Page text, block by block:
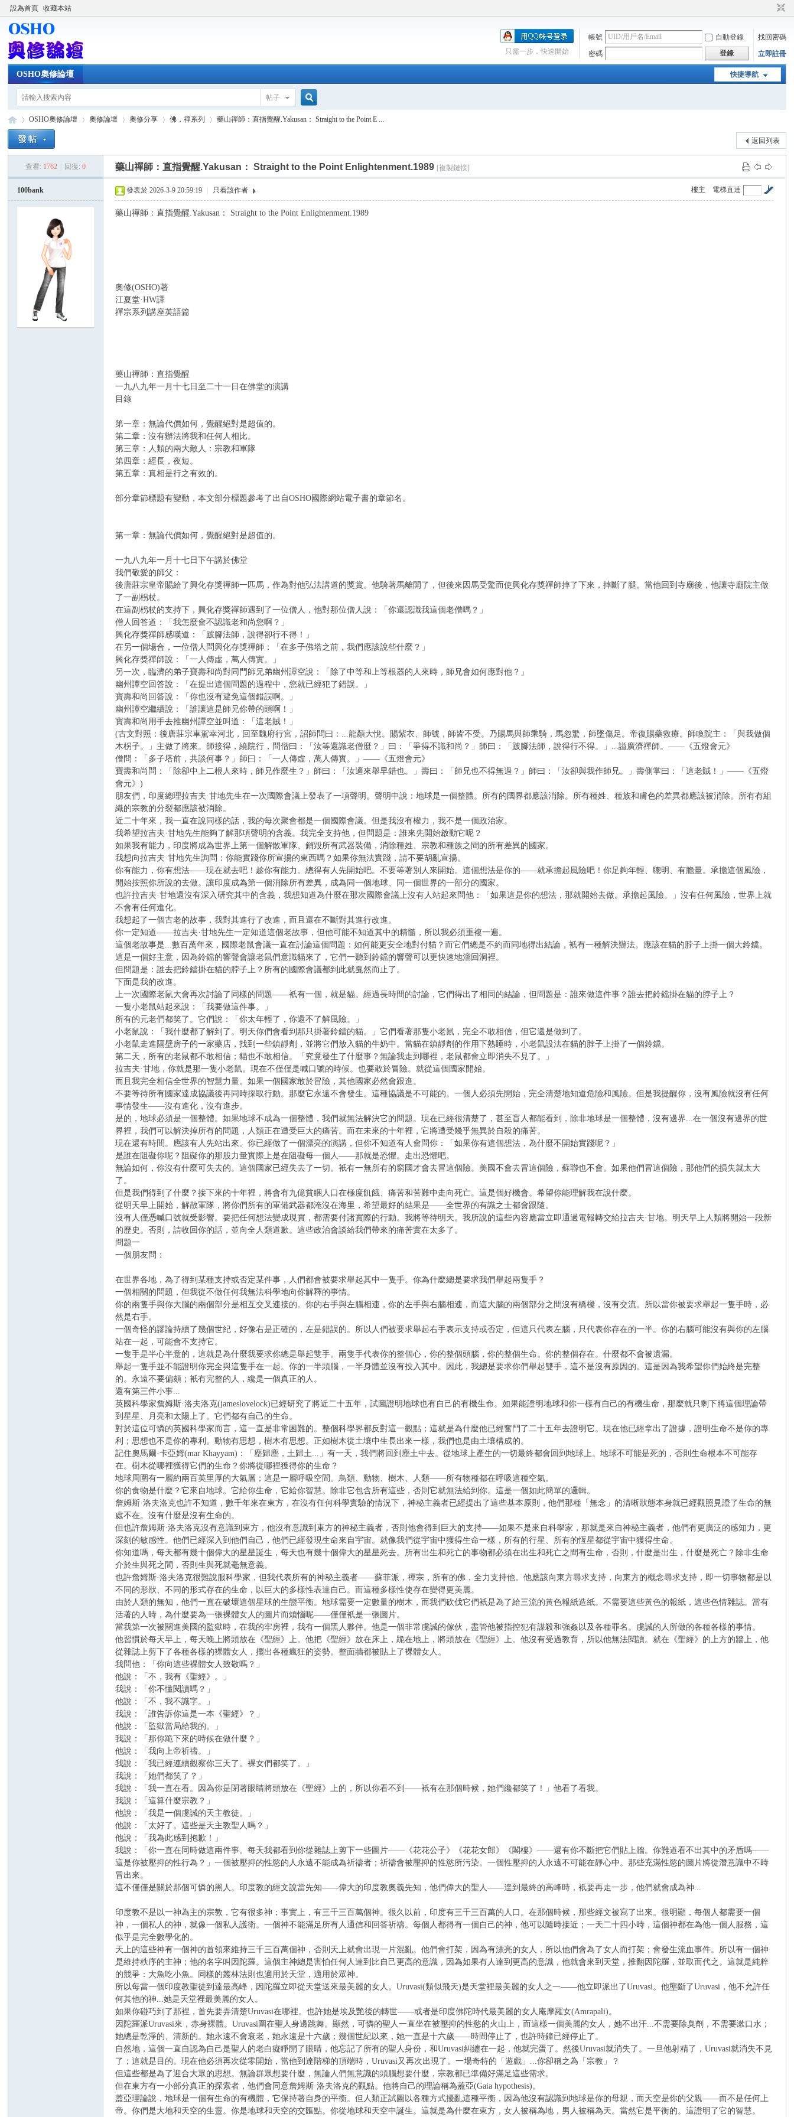
設為首頁 收藏本站
帳號 自動登錄
找回密碼
密碼
登錄 立即註冊
只需一步，快速開始
快捷導航
OSHO奧修論壇
帖子
索
OSHO奧修論壇
›
奧修論壇
›
奧修分享
›
佛，禪系列
›
藥山禪師：直指覺醒.Yakusan： Straight to the Point E ...
返回列表
查看: 1762 回復: 0 藥山禪師：直指覺醒.Yakusan： Straight to the Point Enlightenment.1989 [複製鏈接]
100bank 電梯直達
樓主
發表於 2026-3-9 20:59:19 只看該作者
藥山禪師：直指覺醒.Yakusan： Straight to the Point Enlightenment.1989
奧修(OSHO)著
江夏堂·HW譯
禪宗系列講座英語篇
藥山禪師：直指覺醒
一九八九年一月十七日至二十一日在佛堂的演講
目錄
第一章：無論代價如何，覺醒絕對是超值的。
第二章：沒有辦法將我和任何人相比。
第三章：人類的兩大敵人：宗教和軍隊
第四章：經長，夜短。
第五章：真相是行之有效的。
部分章節標題有變動，本文部分標題參考了出自OSHO國際網站電子書的章節名。
第一章：無論代價如何，覺醒絕對是超值的。
一九八九年一月十七日下午講於佛堂
我們敬愛的師父：
後唐莊宗皇帝賜給了興化存獎禪師一匹馬，作為對他弘法講道的獎賞。他騎著馬離開了，但後來因馬受驚而使興化存獎禪師摔了下來，摔斷了腿。當他回到寺廟後，他讓寺廟院主做
了一副枴杖。
在這副枴杖的支持下，興化存獎禪師遇到了一位僧人，他對那位僧人說：「你還認識我這個老僧嗎？」
僧人回答道：「我怎麼會不認識老和尚您啊？」
興化存獎禪師感嘆道：「跛腳法師，說得卻行不得！」
在另一個場合，一位僧人問興化存獎禪師：「在多子佛塔之前，我們應該說些什麼？」
興化存獎禪師說：「一人傳虛，萬人傳實。」
另一次，臨濟的弟子寶壽和尚對同門師兄弟幽州譚空說：「除了中等和上等根器的人來時，師兄會如何應對他？」
幽州譚空回答說：「在提出這個問題的過程中，您就已經犯了錯誤。」
寶壽和尚回答說：「你也沒有避免這個錯誤啊。」
幽州譚空繼續說：「誰讓這是師兄你帶的頭啊！」
寶壽和尚用手去推幽州譚空並叫道：「這老賊！」
(古文對照：後唐莊宗車駕幸河北，回至魏府行宮，詔師問曰：...龍顏大悅。賜紫衣、師號，師皆不受。乃賜馬與師乘騎，馬忽驚，師墜傷足。帝復賜藥救療。師喚院主：「與我做個
木柺子。」主做了將來。師接得，繞院行，問僧曰：「汝等還識老僧麼？」曰：「爭得不識和尚？」師曰：「跛腳法師，說得行不得。」...謚廣濟禪師。——《五燈會元》
僧問：「多子塔前，共談何事？」師曰：「一人傳虛，萬人傳實。」——《五燈會元》
寶壽和尚問：「除卻中上二根人來時，師兄作麼生？」師曰：「汝適來舉早錯也。」壽曰：「師兄也不得無過？」師曰：「汝卻與我作師兄。」壽側掌曰：「這老賊！」——《五燈
會元》)
朋友們，印度總理拉吉夫·甘地先生在一次國際會議上發表了一項聲明。聲明中說：地球是一個整體。所有的國界都應該消除。所有種姓、種族和膚色的差異都應該被消除。所有有組
織的宗教的分裂都應該被消除。
近二十年來，我一直在說同樣的話，我的每次聚會都是一個國際會議。但是我沒有權力，我不是一個政治家。
我希望拉吉夫·甘地先生能夠了解那項聲明的含義。我完全支持他，但問題是：誰來先開始啟動它呢？
如果我有能力，印度將成為世界上第一個解散軍隊、銷毀所有武器裝備，消除種姓、宗教和種族之間的所有差異的國家。
我想向拉吉夫·甘地先生詢問：你能實踐你所宣揚的東西嗎？如果你無法實踐，請不要胡亂宣揚。
你有能力，你有想法——現在就去吧！趁你有能力。總得有人先開始吧。不要等著別人來開始。這個想法是你的——就承擔起風險吧！你足夠年輕、聰明、有膽量。承擔這個風險，
開始按照你所說的去做。讓印度成為第一個消除所有差異，成為同一個地球、同一個世界的一部分的國家。
也許拉吉夫·甘地還沒有深入研究其中的含義，我想知道為什麼在那次國際會議上沒有人站起來問他：「如果這是你的想法，那就開始去做。承擔起風險。」沒有任何風險，世界上就
不會有任何進化。
我想起了一個古老的故事，我對其進行了改進，而且還在不斷對其進行改進。
你一定知道——拉吉夫·甘地先生一定知道這個老故事，但他可能不知道其中的精髓，所以我必須重複一遍。
這個老故事是...數百萬年來，國際老鼠會議一直在討論這個問題：如何能更安全地對付貓？而它們總是不約而同地得出結論，衹有一種解決辦法。應該在貓的脖子上掛一個大鈴鐺。
這是一個好主意，因為鈴鐺的響聲會讓老鼠們意識貓來了，它們一聽到鈴鐺的響聲可以更快速地溜回洞裡。
但問題是：誰去把鈴鐺掛在貓的脖子上？所有的國際會議都到此就戛然而止了。
下面是我的改進。
上一次國際老鼠大會再次討論了同樣的問題——衹有一個，就是貓。經過長時間的討論，它們得出了相同的結論，但問題是：誰來做這件事？誰去把鈴鐺掛在貓的脖子上？
一隻小老鼠站起來說：「我要做這件事。」
所有的元老們都笑了。它們說：「你太年輕了，你還不了解風險。」
小老鼠說：「我什麼都了解到了。明天你們會看到那只掛著鈴鐺的貓。」它們看著那隻小老鼠，完全不敢相信，但它還是做到了。
小老鼠走進隔壁房子的一家藥店，找到一些鎮靜劑，並將它們放入貓的牛奶中。當貓在鎮靜劑的作用下熟睡時，小老鼠設法在貓的脖子上掛了一個鈴鐺。
第二天，所有的老鼠都不敢相信；貓也不敢相信。「究竟發生了什麼事？無論我走到哪裡，老鼠都會立即消失不見了。」
拉吉夫·甘地，你就是那一隻小老鼠。現在不僅僅是喊口號的時候。也要敢於冒險。就從這個國家開始。
而且我完全相信全世界的智慧力量。如果一個國家敢於冒險，其他國家必然會跟進。
不要等待所有國家達成協議後再同時採取行動。那麼它永遠不會發生。這種協議是不可能的。一個人必須先開始，完全清楚地知道危險和風險。但是我提醒你，沒有風險就沒有任何
事情發生——沒有進化，沒有進步。
是的，地球必須是一個整體。如果地球不成為一個整體，我們就無法解決它的問題。現在已經很清楚了，甚至盲人都能看到，除非地球是一個整體，沒有邊界...在一個沒有邊界的世
界裡，我們可以解決掉所有的問題，人類正在遭受巨大的痛苦。而在未來的十年裡，它將遭受幾乎無異於自殺的痛苦。
現在還有時間。應該有人先站出來。你已經做了一個漂亮的演講，但你不知道有人會問你：「如果你有這個想法，為什麼不開始實踐呢？」
是誰在阻礙你呢？阻礙你的那股力量實際上是在阻礙每一個人——那就是恐懼。走出恐懼吧。
無論如何，你沒有什麼可失去的。這個國家已經失去了一切。衹有一無所有的窮國才會去冒這個險。美國不會去冒這個險，蘇聯也不會。如果他們冒這個險，那他們的損失就太大
了。
但是我們得到了什麼？接下來的十年裡，將會有九億貧睏人口在極度飢餓、痛苦和苦難中走向死亡。這是個好機會。希望你能理解我在說什麼。
從明天早上開始，解散軍隊，將你們所有的軍備武器都淹沒在海里，希望最好的結果是——全世界的有識之士都會跟隨。
沒有人僅憑喊口號就受影響。要把任何想法變成現實，都需要付諸實際的行動。我將等待明天。我所說的這些內容應當立即通過電報轉交給拉吉夫·甘地。明天早上人類將開始一段新
的歷史。否則，請收回你的話，並向全人類道歉。這些政治會談給我們帶來的痛苦實在太多了。
問題一
一個朋友問：
在世界各地，為了得到某種支持或否定某件事，人們都會被要求舉起其中一隻手。你為什麼總是要求我們舉起兩隻手？
一個相關的問題，但我從不做任何我無法科學地向你解釋的事情。
你的兩隻手與你大腦的兩個部分是相互交叉連接的。你的右手與左腦相連，你的左手與右腦相連，而這大腦的兩個部分之間沒有橋樑，沒有交流。所以當你被要求舉起一隻手時，必
然是右手。
一個奇怪的謬論持續了幾個世紀，好像右是正確的，左是錯誤的。所以人們被要求舉起右手表示支持或否定，但這只代表左腦，只代表你存在的一半。你的右腦可能沒有與你的左腦
站在一起，可能會不支持它。
一隻手是半心半意的，這就是為什麼我要求你總是舉起雙手。兩隻手代表你的整個心，你的整個頭腦，你的整個生命。你的整個存在。什麼都不會被遺漏。
舉起一隻手並不能證明你完全與這隻手在一起。你的一半頭腦，一半身體並沒有投入其中。因此，我總是要求你們舉起雙手，這不是沒有原因的。這是因為我希望你們始終是完整
的。永遠不要偏頗；衹有完整的人，纔是一個真正的人。
還有第三件小事...
英國科學家詹姆斯·洛夫洛克(jameslovelock)已經研究了將近二十五年，試圖證明地球也有自己的有機生命。如果能證明地球和你一樣有自己的有機生命，那麼就只剩下將這個理論帶
到星星、月亮和太陽上了。它們都有自己的生命。
對於這位可憐的英國科學家而言，這一直是非常困難的。整個科學界都反對這一觀點；這就是為什麼他已經奮鬥了二十五年去證明它。現在他已經拿出了證據，證明生命不是你的專
利；思想也不是你的專利。動物有思想，樹木有思想。正如樹木從土壤中生長出來一樣，我們也是由土壤構成的。
記住奧馬爾·卡亞姆(mar Khayyam)：「塵歸塵，土歸土...」有一天，我們將回到塵土中去。從地球上產生的一切最終都會回到地球上。地球不可能是死的，否則生命根本不可能存
在。樹木從哪裡獲得它們的生命？你將從哪裡獲得你的生命？
地球周圍有一層約兩百英里厚的大氣層；這是一層呼吸空間。鳥類、動物、樹木、人類——所有物種都在呼吸這種空氣。
你的食物是什麼？它來自地球。它給你生命，它給你智慧。除非它包含所有這些，否則它就無法給到你。這是一個如此簡單的邏輯。
詹姆斯·洛夫洛克也許不知道，數千年來在東方，在沒有任何科學實驗的情況下，神秘主義者已經提出了這些基本原則，他們那種「無念」的清晰狀態本身就已經觀照見證了生命的無
處不在。沒有什麼是沒有生命的。
但也許詹姆斯·洛夫洛克沒有意識到東方，他沒有意識到東方的神秘主義者，否則他會得到巨大的支持——如果不是來自科學家，那就是來自神秘主義者，他們有更廣泛的感知力，更
深刻的敏感性。他們已經深入到他們自己，他們已經發現生命來自宇宙。就像我們從宇宙中獲得生命一樣，所有的行星、所有的恆星都從宇宙中獲得生命。
你知道嗎，每天都有幾十個偉大的星星誕生，每天也有幾十個偉大的星星死去。所有出生和死亡的事物都必須在出生和死亡之間有生命，否則，什麼是出生，什麼是死亡？除非生命
介於生與死之間，否則生與死就毫無意義。
也許詹姆斯·洛夫洛克很難說服科學家，但我代表所有的神秘主義者——蘇菲派，禪宗，所有的佛，全力支持他。他應該向東方尋求支持，向東方的概念尋求支持，即一切事物都是以
不同的形狀、不同的形式存在的生命，以巨大的多樣性表達自己。而這種多樣性使存在變得更美麗。
由於人類的無知，他們一直在破壞這個星球的生態平衡。地球需要一定數量的樹木，而我們砍伐它們衹是為了給三流的黃色報紙造紙。不需要這些黃色的報紙，這些色情雜誌。當有
活著的人時，為什麼要為一張裸體女人的圖片而煩惱呢——僅僅衹是一張圖片。
當我第一次被關進美國的監獄時，在我的牢房裡，我有一個黑人夥伴。他是一個非常虔誠的傢伙，盡管他被指控犯有謀殺和強姦以及各種罪名。虔誠的人所做的各種各樣的事情。
他習慣於每天早上，每天晚上將頭放在《聖經》上。他把《聖經》放在床上，跪在地上，將頭放在《聖經》上。他沒有受過教育，所以他無法閱讀。就在《聖經》的上方的牆上，他
從雜誌上剪下了各種各樣的裸體女人，擺出各種瘋狂的姿勢。整面牆都被貼上了裸體女人。
我問他：「你向這些裸體女人致敬嗎？」
他說：「不，我有《聖經》。」
我說：「你不懂閱讀嗎？」
他說：「不，我不識字。」
我說：「誰告訴你這是一本《聖經》？」
他說：「監獄當局給我的。」
我說：「那你跪下來的時候在做什麼？」
他說：「我向上帝祈禱。」
我說：「我已經連續觀察你三天了。裸女們都笑了。」
我說：「她們都笑了？」
我說：「我一直在看。因為你是閉著眼睛將頭放在《聖經》上的，所以你看不到——衹有在那個時候，她們纔都笑了！」他看了看我。
我說：「這算什麼宗教？」
他說：「我是一個虔誠的天主教徒。」
他說：「太好了。這些是天主教聖人嗎？」
他說：「我為此感到抱歉！」
我說：「你一直在同時做這兩件事。每天我都看到你從雜誌上剪下一些圖片——《花花公子》《花花女郎》《閣樓》——還有你不斷把它們貼上牆。你難道看不出其中的矛盾嗎——
這是你被壓抑的性行為？」一個被壓抑的性慾的人永遠不能成為祈禱者；祈禱會被壓抑的性慾所污染。一個性壓抑的人永遠不可能在靜心中。那些充滿性慾的圖片將從潛意識中不時
冒出來。
這不僅僅是關於那個可憐的黑人。印度教的經文說當先知——偉大的印度教奧義先知，他們偉大的聖人——達到最終的高峰時，衹要再走一步，他們就會成為神...
印度教不是以一神為主的宗教，它有很多神；事實上，有三千三百萬個神。很久以前，印度有三千三百萬的人口。在那個時候，那些經文被寫了出來。很明顯，每個人都需要一個
神，一個私人的神，就像一個私人護衛。一個神不能滿足所有人通信和回答祈禱。每個人都得有一個自己的神，他可以隨時接近；一天二十四小時，這個神都在為他一個人服務，這
似乎是完全數學化的。
天上的這些神有一個神的首領來維持三千三百萬個神，否則天上就會出現一片混亂。他們會打架，因為有漂亮的女人，所以他們會為了女人而打架；會發生流血事件。所以有一個神
是維持秩序的主神；他的名字叫因陀羅。這個主神總是害怕任何人達到比自己更高的意識，因為如果有人達到更高的意識，他就會來到天堂，推翻因陀羅，並取而代之。這就是純粹
的競爭：大魚吃小魚。同樣的叢林法則也適用於天堂，適用於眾神。
所以每當一個印度教聖徒到達最高峰，因陀羅立即從天堂送來最美麗的女人。Uruvasi(類似飛天)是天堂裡最美麗的女人之一——他立即派出了Uruvasi。他壟斷了Uruvasi，他不允許任
何其他的神...她是天堂裡最美麗的女人。
如果你碰巧到了那裡，首先要弄清楚Uruvasi在哪裡。也許她是埃及艷後的轉世——或者是印度佛陀時代最美麗的女人庵摩羅女(Amrapali)。
因陀羅派Uruvasi來，赤身裸體。Uruvasi圍在聖人身邊跳舞。顯然，可憐的聖人一直坐在被壓抑的性慾的火山上，而這樣一個美麗的女人，她不出汗...不需要除臭劑，不需要漱口水；
她總是乾淨的、清新的。她永遠不會衰老，她永遠是十六歲；幾個世紀以來，她一直是十六歲——時間停止了，也許時鐘已經停止了。
自然地，這個一直自認為自己是聖人的老白癡睜開了眼睛，他忘記了所有的聖人身份，和Uruvasi糾纏在一起，他就完蛋了。然後Uruvasi就消失了。一旦他射精了，Uruvasi就消失不見
了；這就是目的。現在他必須再次從零開始，當他到達階梯的頂端時，Uruvasi又再次出現了。一場奇特的「遊戲」...你卻稱之為「宗教」？
但這些都是為了迎合大眾的思想。無論群眾想要什麼，無論人們無意識的頭腦想要什麼，宗教都已準備好滿足這些需求。
但在東方有一小部分真正的探索者，他們會同意詹姆斯·洛夫洛克的觀點。他將自己的理論稱為蓋亞(Gaia hypothesis)。
蓋亞理論說，地球是一個有生命的有機體，它保持著自身的平衡。但人類正試圖以各種方式擾亂這種平衡，因為他沒有認識到地球是你的母親，而天空是你的父親——而不是任何上
帝。你們是大地和天空的生靈。你是地球和天空的交匯點。你從地球和天空中誕生。這就是為什麼在東方，女人被稱為地，男人被稱為天。當然它是平衡的。這證明了它的智慧。